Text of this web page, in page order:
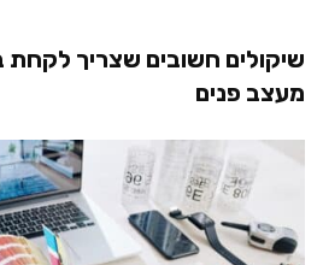
שיקולים חשובים שצריך לקחת
מעצב פנים